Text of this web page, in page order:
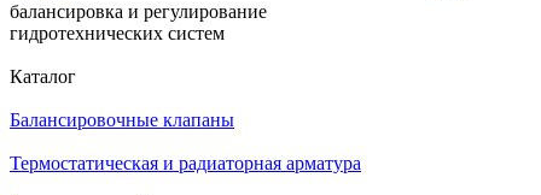
балансировка и регулирование
гидротехнических систем
Каталог
Балансировочные клапаны
Термостатическая и радиаторная арматура